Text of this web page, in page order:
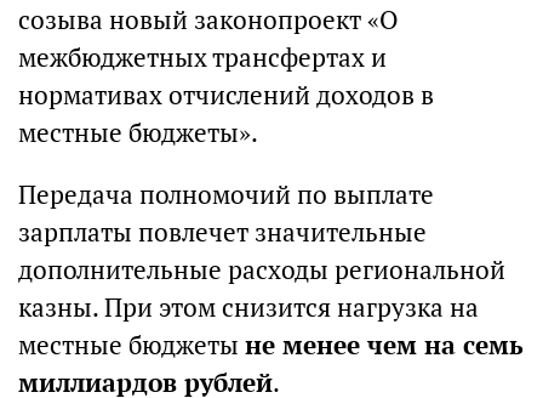
созыва новый законопроект «О
межбюджетных трансфертах и
нормативах отчислений доходов в
местные бюджеты».
Передача полномочий по выплате
зарплаты повлечет значительные
дополнительные расходы региональной
казны. При этом снизится нагрузка на
местные бюджеты не менее чем на семь
миллиардов рублей.